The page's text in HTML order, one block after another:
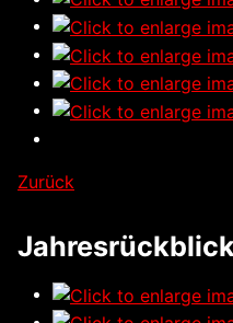
Zurück